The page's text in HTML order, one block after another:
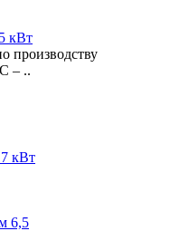
кВт
производству
– ..
6,5